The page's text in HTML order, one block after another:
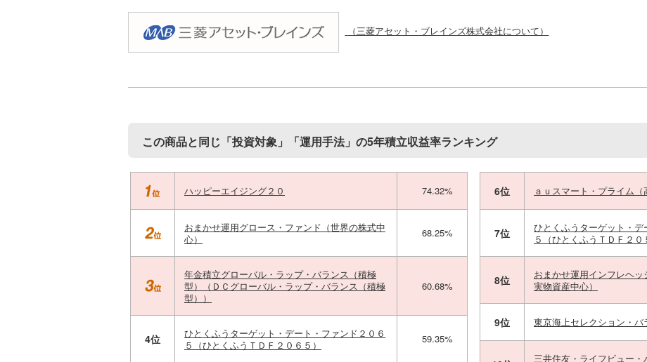
（三菱アセット・ブレインズ株式会社について）
この商品と同じ「投資対象」「運用手法」の5年積立収益率ランキング
ハッピーエイジング２０ 74.32%
おまかせ運用グロース・ファンド（世界の株式中
心）
68.25%
年金積立グローバル・ラップ・バランス（積極
型）（ＤＣグローバル・ラップ・バランス（積極
型））
60.68%
4位
ひとくふうターゲット・デート・ファンド２０６
５（ひとくふうＴＤＦ２０６５）
59.35%
6位 ａｕスマート・プライム（
7位
ひとくふうターゲット・デ
５（ひとくふうＴＤＦ２０
8位
おまかせ運用インフレヘ
実物資産中心）
9位 東京海上セレクション・バ
三井住友・ライフビュー・